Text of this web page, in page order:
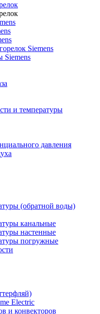
Siemens
Siemens
и температуры
давления
(обратной воды)
канальные
настенные
погружные
Electric
и конвекторов